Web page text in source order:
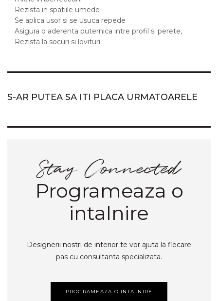
Rezista in spatiile umede
Se aplica usor si se usuca repede
Asigura o aderenta puternica intre profil si perete,
Rezista la socuri si lovituri
S-AR PUTEA SA ITI PLACA URMATOARELE
Programeaza o
intalnire
Designerii nostri de interior te vor ajuta la fiecare
pas cu consultanta specializata.
PROGRAMEAZA O INTALNIRE